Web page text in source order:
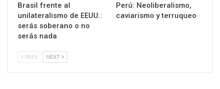
Brasil frente al
unilateralismo de EEUU.:
serás soberano o no
serás nada
Perú: Neoliberalismo,
caviarismo y terruqueo
PREV NEXT